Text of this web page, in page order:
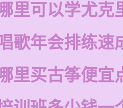
里可以学尤克
歌年会排练速
里买古筝便宜